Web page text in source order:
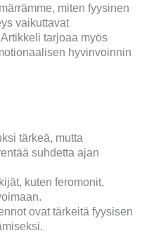
miten fyysinen
vaikuttavat
tarjoaa myös
hyvinvoinnin
tärkeä, mutta
suhdetta ajan
kuten feromonit,
ovat tärkeitä fyysisen